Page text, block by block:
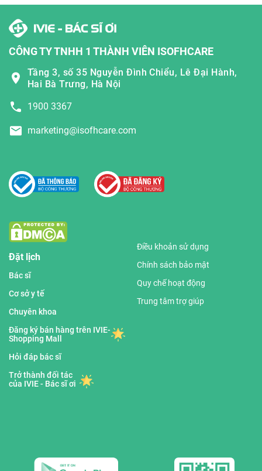
CÔNG TY TNHH 1 THÀNH VIÊN ISOFHCARE
Tầng 3, số 35 Nguyễn Đình Chiểu, Lê Đại Hành,
Hai Bà Trưng, Hà Nội
1900 3367
marketing@isofhcare.com
Đặt lịch
Bác sĩ
Cơ sở y tế
Chuyên khoa
Đăng ký bán hàng trên IVIE-
Shopping Mall
Hỏi đáp bác sĩ
Trở thành đối tác
của IVIE - Bác sĩ ơi
Điều khoản sử dụng
Chính sách bảo mật
Quy chế hoạt động
Trung tâm trợ giúp